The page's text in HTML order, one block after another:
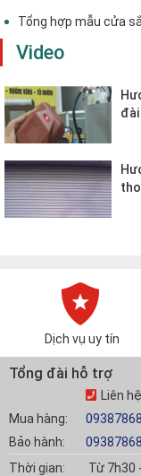
Tổng hợp mẫu cửa
Video
Dịch vụ uy tín
Tổng đài hỗ trợ
Mua hàng:
Bảo hành:
Liên
Thời gian:
Từ 7h30